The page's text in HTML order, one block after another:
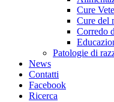
Cure
Cure del
Corredo
Patologie di
News
Contatti
Facebook
Ricerca